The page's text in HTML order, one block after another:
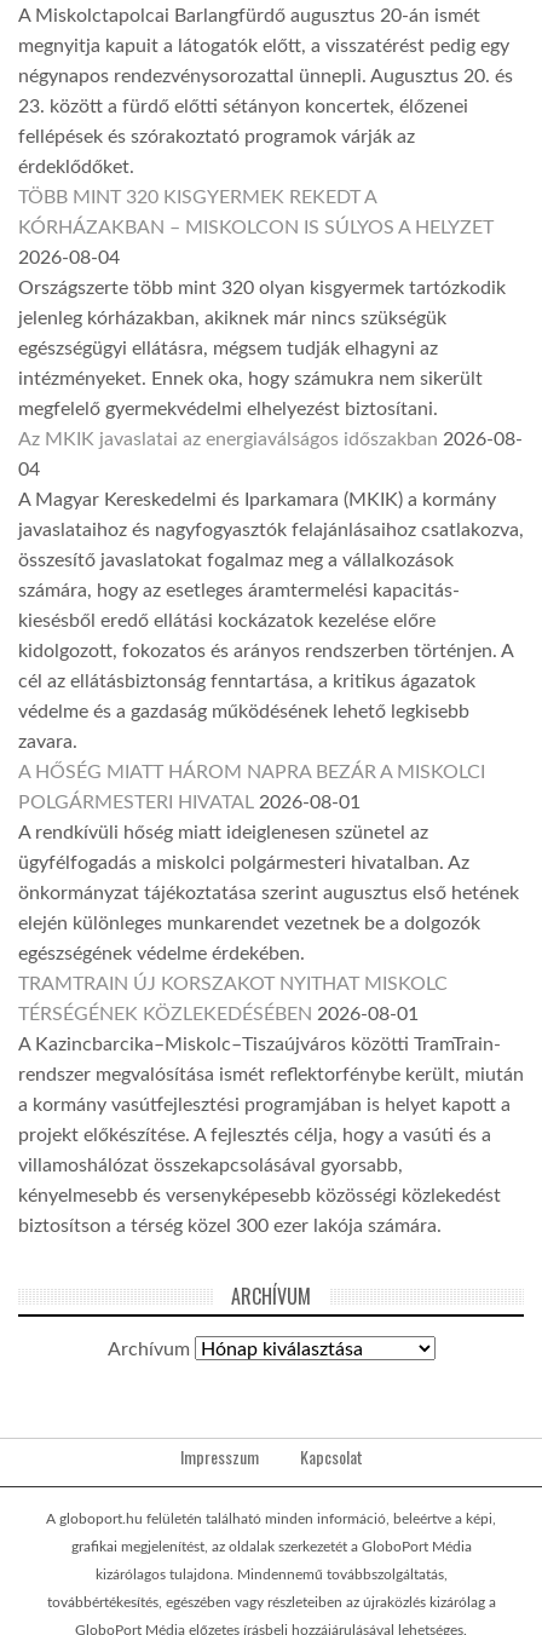
A Miskolctapolcai Barlangfürdő augusztus 20-án ismét
megnyitja kapuit a látogatók előtt, a visszatérést pedig egy
négynapos rendezvénysorozattal ünnepli. Augusztus 20. és
23. között a fürdő előtti sétányon koncertek, élőzenei
fellépések és szórakoztató programok várják az
érdeklődőket.
TÖBB MINT 320 KISGYERMEK REKEDT A
KÓRHÁZAKBAN – MISKOLCON IS SÚLYOS A HELYZET
2026-08-04
Országszerte több mint 320 olyan kisgyermek tartózkodik
jelenleg kórházakban, akiknek már nincs szükségük
egészségügyi ellátásra, mégsem tudják elhagyni az
intézményeket. Ennek oka, hogy számukra nem sikerült
megfelelő gyermekvédelmi elhelyezést biztosítani.
Az MKIK javaslatai az energiaválságos időszakban 2026-08-
04
A Magyar Kereskedelmi és Iparkamara (MKIK) a kormány
javaslataihoz és nagyfogyasztók felajánlásaihoz csatlakozva,
összesítő javaslatokat fogalmaz meg a vállalkozások
számára, hogy az esetleges áramtermelési kapacitás-
kiesésből eredő ellátási kockázatok kezelése előre
kidolgozott, fokozatos és arányos rendszerben történjen. A
cél az ellátásbiztonság fenntartása, a kritikus ágazatok
védelme és a gazdaság működésének lehető legkisebb
zavara.
A HŐSÉG MIATT HÁROM NAPRA BEZÁR A MISKOLCI
POLGÁRMESTERI HIVATAL 2026-08-01
A rendkívüli hőség miatt ideiglenesen szünetel az
ügyfélfogadás a miskolci polgármesteri hivatalban. Az
önkormányzat tájékoztatása szerint augusztus első hetének
elején különleges munkarendet vezetnek be a dolgozók
egészségének védelme érdekében.
TRAMTRAIN ÚJ KORSZAKOT NYITHAT MISKOLC
TÉRSÉGÉNEK KÖZLEKEDÉSÉBEN 2026-08-01
A Kazincbarcika–Miskolc–Tiszaújváros közötti TramTrain-
rendszer megvalósítása ismét reflektorfénybe került, miután
a kormány vasútfejlesztési programjában is helyet kapott a
projekt előkészítése. A fejlesztés célja, hogy a vasúti és a
villamoshálózat összekapcsolásával gyorsabb,
kényelmesebb és versenyképesebb közösségi közlekedést
biztosítson a térség közel 300 ezer lakója számára.
ARCHÍVUM
Archívum
Impresszum Kapcsolat
A globoport.hu felületén található minden információ, beleértve a képi,
grafikai megjelenítést, az oldalak szerkezetét a GloboPort Média
kizárólagos tulajdona. Mindennemű továbbszolgáltatás,
továbbértékesítés, egészében vagy részleteiben az újraközlés kizárólag a
GloboPort Média előzetes írásbeli hozzájárulásával lehetséges.